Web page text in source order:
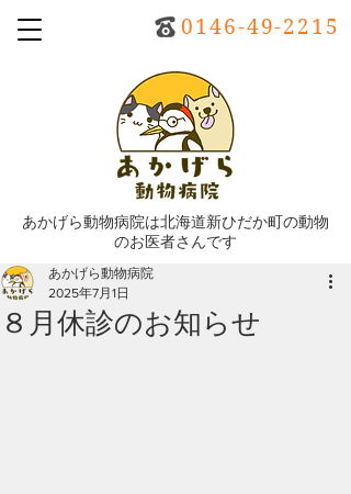
0146-49-2215
あかげら動物病院は北海道新ひだか町の動物
のお医者さんです
８月休診のお知らせ
あかげら動物病院
2025年7月1日